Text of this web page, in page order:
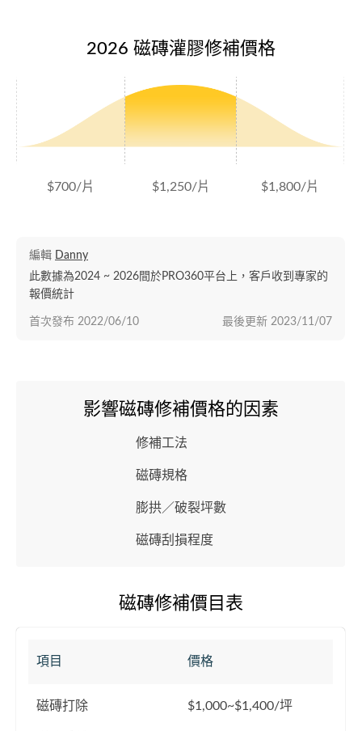
2026 磁磚灌膠修補價格
$700/片 $1,250/片 $1,800/片
編輯 Danny
此數據為2024 ~ 2026間於PRO360平台上，客戶收到專家的
報價統計
最後更新 2023/11/07
首次發布 2022/06/10
影響磁磚修補價格的因素
修補工法
磁磚規格
膨拱／破裂坪數
磁磚刮損程度
磁磚修補價目表
項目 價格
磁磚打除 $1,000~$1,400/坪